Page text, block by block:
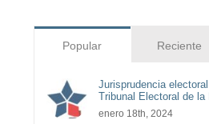
Popular Reciente
Jurisprudencia
Tribunal Electoral de la
enero 18th, 2024